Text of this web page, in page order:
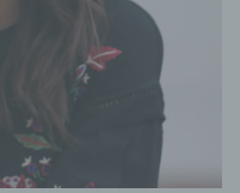
in einer Weise, auf
Daten ohne
nicht
Person
sofern diese